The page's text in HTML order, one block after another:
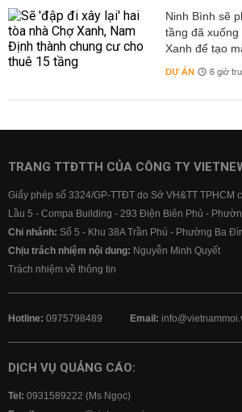
Ninh Bình sẽ
tầng đã
Xanh để tạo
DỰ ÁN 6 giờ
TRANG TTĐTTH CỦA CÔNG TY
Giấy phép số 3324/GP-TTĐT do Sở VH&TT TPHCM
Lầu 5 - Compa Building - 293 Điện Biên Phủ -
Chi nhánh: Số 5 - Khu 38A Trần Phú - Phường Ba
Chịu trách nhiệm nội dung: Nguyễn Minh Quyết
Trách nhiệm về thông tin
Hotline: 0975798489 Email:
DỊCH VỤ QUẢNG CÁO:
Tel: 0931589222 (Ms Ngọc)